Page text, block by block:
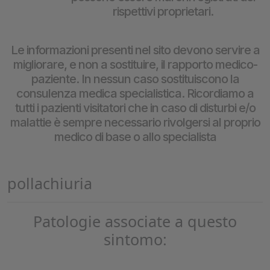
rispettivi proprietari.
Le informazioni presenti nel sito devono servire a
migliorare, e non a sostituire, il rapporto medico-
paziente. In nessun caso sostituiscono la
consulenza medica specialistica. Ricordiamo a
tutti i pazienti visitatori che in caso di disturbi e/o
malattie è sempre necessario rivolgersi al proprio
medico di base o allo specialista
pollachiuria
Patologie associate a questo
sintomo: